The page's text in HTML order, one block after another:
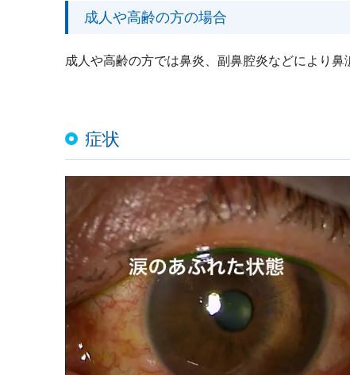
成人や高齢の方の場合
成人や高齢の方では鼻炎、副鼻腔炎などにより
症状